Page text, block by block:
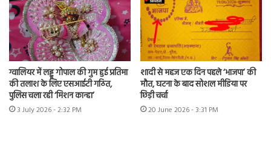
ग्वालियर में लड्डू गोपाल की गुम हुई प्रतिमा
की तलाश के लिए एसआईटी गठित,
पुलिस चला रही ‘मिशन कान्हा’
3 July 2026 - 2:32 PM
शादी से महज एक दिन पहले ‘भाजपा’ की
मौत, घटना के बाद सोशल मीडिया पर
छिड़ी चर्चा
20 June 2026 - 3:31 PM